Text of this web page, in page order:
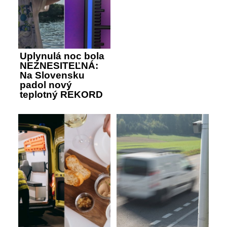
Uplynulá noc bola
NEZNESITEĽNÁ:
Na Slovensku
padol nový
teplotný REKORD